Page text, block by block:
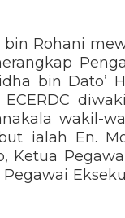
bin Rohani
bin Dato’
wakil-
ialah En.
Ketua